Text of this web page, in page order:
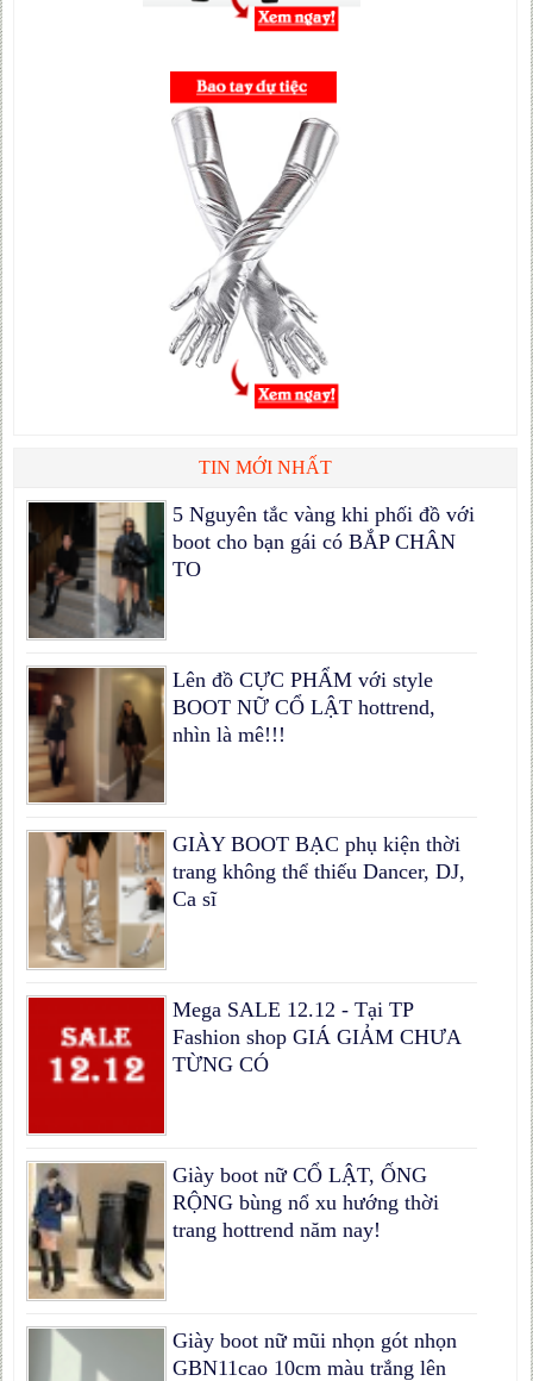
TIN MỚI NHẤT
5 Nguyên tắc vàng khi phối đồ với
boot cho bạn gái có BẮP CHÂN
TO
Lên đồ CỰC PHẨM với style
BOOT NỮ CỔ LẬT hottrend,
nhìn là mê!!!
GIÀY BOOT BẠC phụ kiện thời
trang không thể thiếu Dancer, DJ,
Ca sĩ
Mega SALE 12.12 - Tại TP
Fashion shop GIÁ GIẢM CHƯA
TỪNG CÓ
Giày boot nữ CỔ LẬT, ỐNG
RỘNG bùng nổ xu hướng thời
trang hottrend năm nay!
Giày boot nữ mũi nhọn gót nhọn
GBN11cao 10cm màu trắng lên